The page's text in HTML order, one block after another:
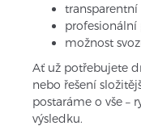
možnost
Ať už potřebujete
nebo řešení
postaráme o vše –
výsledku.